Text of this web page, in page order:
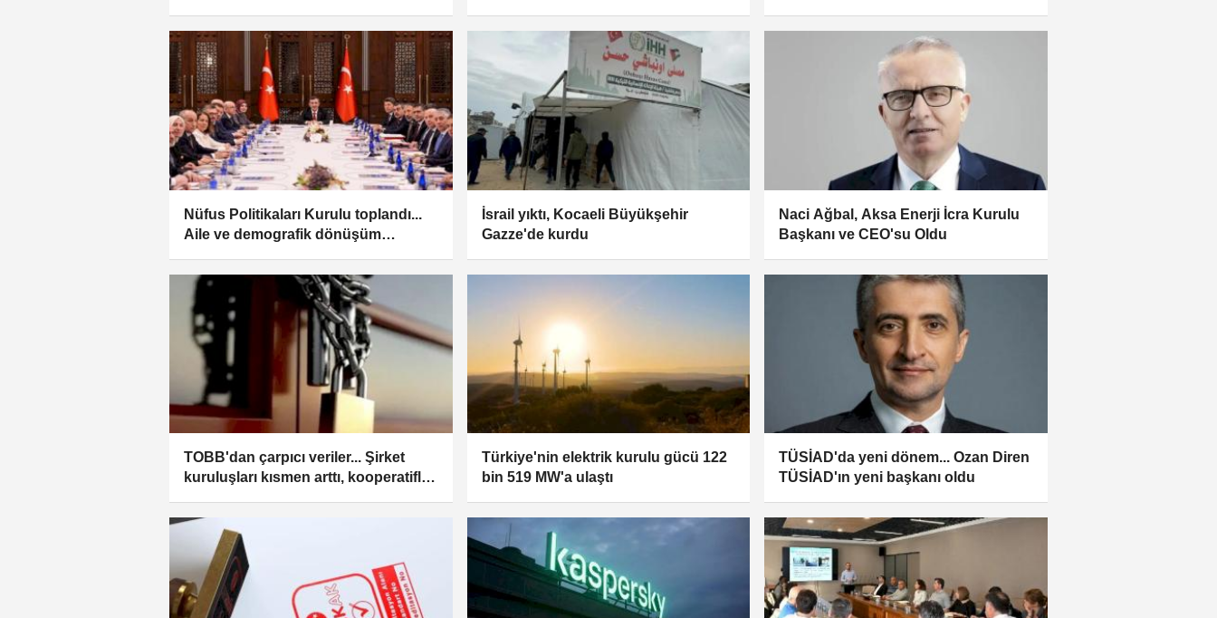
dahil edildi
Nüfus Politikaları Kurulu toplandı...
Aile ve demografik dönüşüm
İsrail yıktı, Kocaeli Büyükşehir
Gazze'de kurdu
Naci Ağbal, Aksa Enerji İcra Kurulu
Başkanı ve CEO'su Oldu
TOBB'dan çarpıcı veriler... Şirket
kuruluşları kısmen arttı, kooperatifler
Türkiye'nin elektrik kurulu gücü 122
bin 519 MW'a ulaştı
TÜSİAD'da yeni dönem... Ozan Diren
TÜSİAD'ın yeni başkanı oldu